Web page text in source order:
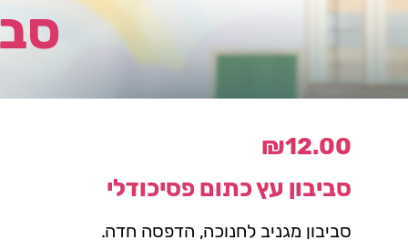
₪12.00
סביבון עץ כתום פסיכודלי
סביבון מגניב לחנוכה, הדפסה חדה.